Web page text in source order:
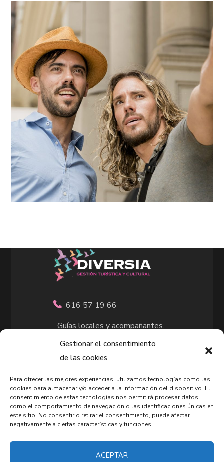
Gestionar el consentimiento
de las cookies
Para ofrecer las mejores experiencias, utilizamos tecnologías como las
cookies para almacenar y/o acceder a la información del dispositivo. El
consentimiento de estas tecnologías nos permitirá procesar datos
como el comportamiento de navegación o las identificaciones únicas en
este sitio. No consentir o retirar el consentimiento, puede afectar
negativamente a ciertas características y funciones.
ACEPTAR
616 57 19 66
Guías locales y acompañantes.
Rutas culturales.
Senderistas y teatralizadas.
Intervenciones culturales.
Intérprete del patrimonio.